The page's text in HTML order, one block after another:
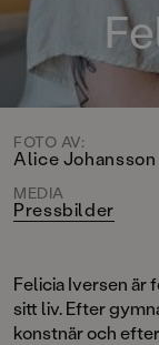
FOTO AV:
Alice Johansson
MEDIA
Pressbilder
Felicia Iversen är
sitt liv. Efter
konstnär och